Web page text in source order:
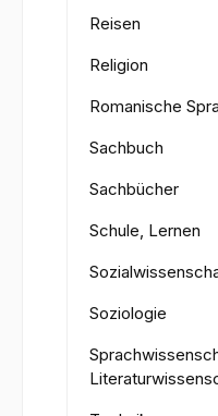
Reisen
Religion
Romanische
Sachbuch
Sachbücher
Schule, Lernen
Soziologie